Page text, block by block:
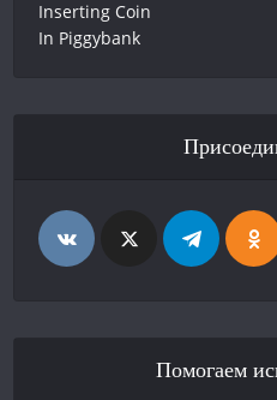
Помогаем